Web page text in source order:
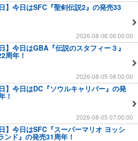
】今日はSFC『聖剣伝説2』の発売33
2026-08-06 06:00:00
】今日はGBA『伝説のスタフィー３』
周年！
2026-08-05 08:00:00
】今日はDC『ソウルキャリバー』の発
！
2026-08-05 07:00:00
】今日はSFC『スーパーマリオ ヨッシ
ンド』の発売31周年！